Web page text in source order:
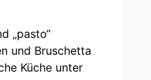
„pasto“
und Bruschetta
Küche unter